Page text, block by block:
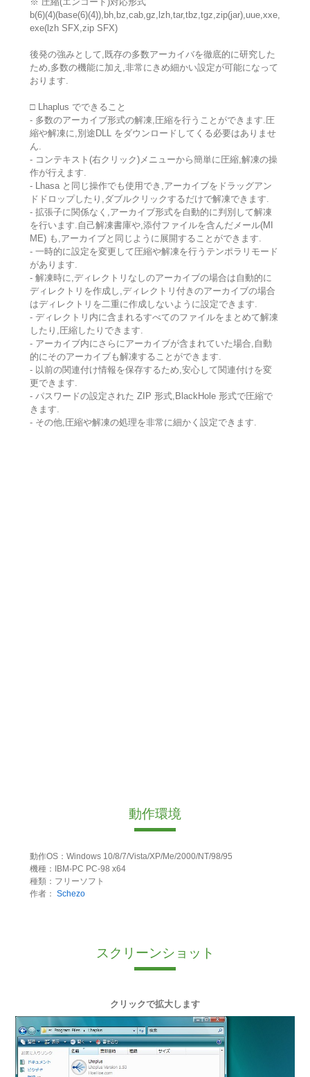
b(6)(4)(base(6)(4)),bh,bz,cab,gz,lzh,tar,tbz,tgz,zip(jar),uue,xxe,
exe(lzh SFX,zip SFX)
後発の強みとして,既存の多数アーカイバを徹底的に研究した
ため,多数の機能に加え,非常にきめ細かい設定が可能になって
おります.
□ Lhaplus でできること
- 多数のアーカイブ形式の解凍,圧縮を行うことができます.圧
縮や解凍に,別途DLL をダウンロードしてくる必要はありませ
ん.
- コンテキスト(右クリック)メニューから簡単に圧縮,解凍の操
作が行えます.
- Lhasa と同じ操作でも使用でき,アーカイブをドラッグアン
ドドロップしたり,ダブルクリックするだけで解凍できます.
- 拡張子に関係なく,アーカイブ形式を自動的に判別して解凍
を行います.自己解凍書庫や,添付ファイルを含んだメール(MI
ME) も,アーカイブと同じように展開することができます.
- 一時的に設定を変更して圧縮や解凍を行うテンポラリモード
があります.
- 解凍時に,ディレクトリなしのアーカイブの場合は自動的に
ディレクトリを作成し,ディレクトリ付きのアーカイブの場合
はディレクトリを二重に作成しないように設定できます.
- ディレクトリ内に含まれるすべてのファイルをまとめて解凍
したり,圧縮したりできます.
- アーカイブ内にさらにアーカイブが含まれていた場合,自動
的にそのアーカイブも解凍することができます.
- 以前の関連付け情報を保存するため,安心して関連付けを変
更できます.
- パスワードの設定された ZIP 形式,BlackHole 形式で圧縮で
きます.
- その他,圧縮や解凍の処理を非常に細かく設定できます.
動作環境
動作OS：Windows 10/8/7/Vista/XP/Me/2000/NT/98/95
機種：IBM-PC PC-98 x64
種類：フリーソフト
作者： Schezo
スクリーンショット
クリックで拡大します